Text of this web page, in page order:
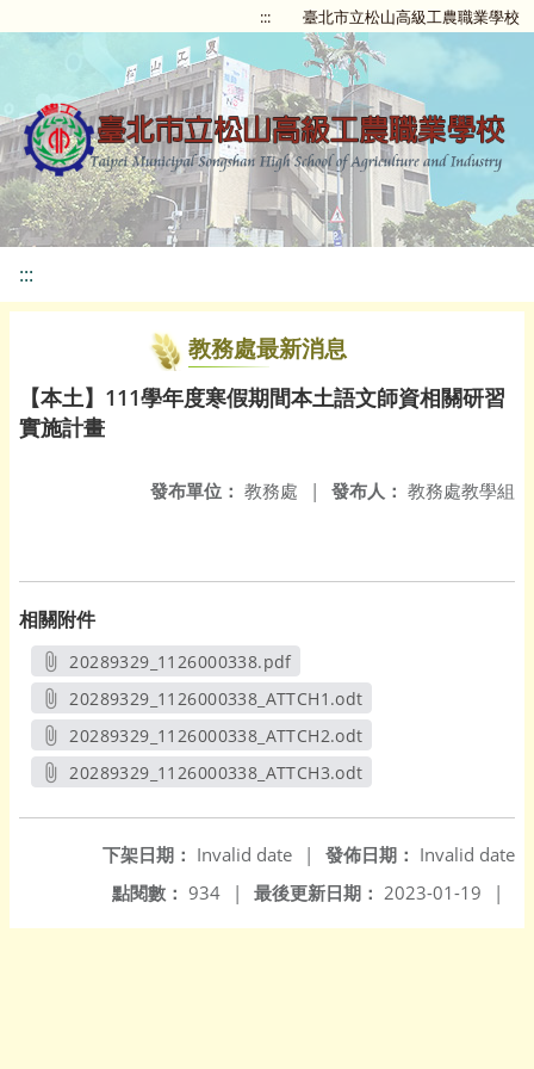
::: 臺北市立松山高級工農職業學校
:::
教務處最新消息
【本土】111學年度寒假期間本土語文師資相關研習
實施計畫
發布人： 教務處教學組
發布單位： 教務處 |
相關附件
20289329_1126000338.pdf
另開新視窗
20289329_1126000338_ATTCH1.odt
另開新視窗
20289329_1126000338_ATTCH2.odt
另開新視窗
20289329_1126000338_ATTCH3.odt
發佈日期： Invalid date
下架日期： Invalid date
|
最後更新日期： 2023-01-19 |
點閱數： 934 |